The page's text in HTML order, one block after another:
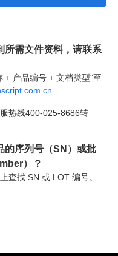
所需文件资料，请联系
+ 产品编号 + 文档类型"至
热线400-025-8686转
的序列号（SN）或批
）？
查找 SN 或 LOT 编号。